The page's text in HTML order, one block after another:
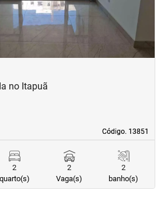
Código. 13851
Código. 13851
no Itapuã
2
quarto(s)
2
Vaga(s)
2
banho(s)